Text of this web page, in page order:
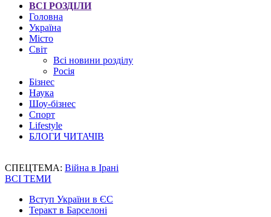
ВСІ РОЗДІЛИ
Головна
Україна
Місто
Світ
Всі новини розділу
Росія
Бізнес
Наука
Шоу-бізнес
Спорт
Lifestyle
БЛОГИ ЧИТАЧІВ
СПЕЦТЕМА: Війна в Ірані
ВСІ ТЕМИ
Вступ України в ЄС
Теракт в Барселоні